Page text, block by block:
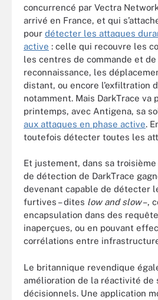
concurrencé par Vectra
arrivé en France, et qui
pour détecter les attaques
active : celle qui recouvre les
les centres de commande et
reconnaissance, les
distant, ou encore l’exfiltration
notamment. Mais DarkTrace va
printemps, avec Antigena, sa
aux attaques en phase active.
toutefois détecter toutes les
Et justement, dans sa
de détection de DarkTrace
devenant capable de détecter
furtives – dites low and slow–,
encapsulation dans des
inaperçues, ou en pouvant
corrélations entre
Le britannique revendique
amélioration de la réactivité de
décisionnels. Une application